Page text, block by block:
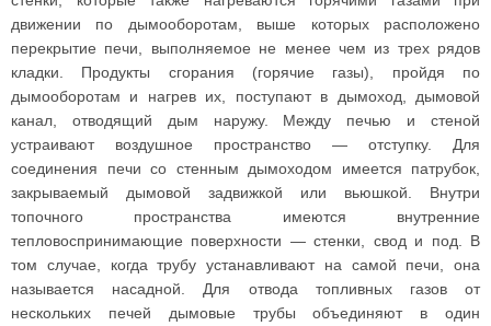
движении по дымооборотам, выше которых расположено
перекрытие печи, выполняемое не менее чем из трех рядов
кладки. Продукты сгорания (горячие газы), пройдя по
дымооборотам и нагрев их, поступают в дымоход, дымовой
канал, отводящий дым наружу. Между печью и стеной
устраивают воздушное пространство — отступку. Для
соединения печи со стенным дымоходом имеется патрубок,
закрываемый дымовой задвижкой или вьюшкой. Внутри
топочного пространства имеются внутренние
тепловоспринимающие поверхности — стенки, свод и под. В
том случае, когда трубу устанавливают на самой печи, она
называется насадной. Для отвода топливных газов от
нескольких печей дымовые трубы объединяют в один